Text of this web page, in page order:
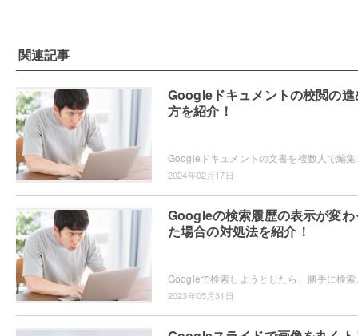
関連記事
Googleドキュメントの校閲の進
方を紹介！
2024年02月17日
Googleの検索履歴の表示が変わ
た場合の対処法を紹介！
2023年05月31日